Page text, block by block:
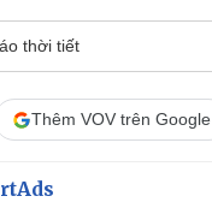
thời tiết
Thêm VOV trên Google